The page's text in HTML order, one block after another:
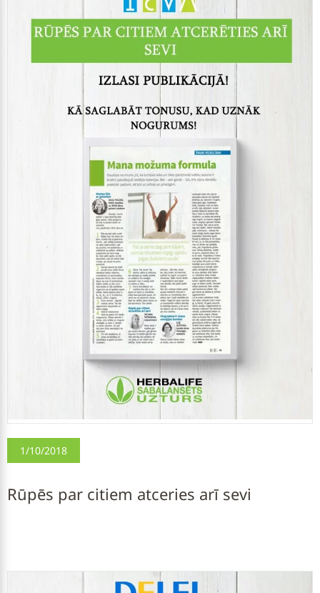
1/10/2018
Rūpēs par citiem atceries arī sevi